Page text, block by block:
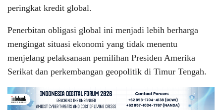
peringkat kredit global.
Penerbitan obligasi global ini menjadi lebih berharga
mengingat situasi ekonomi yang tidak menentu
menjelang pelaksanaan pemilihan Presiden Amerika
Serikat dan perkembangan geopolitik di Timur Tengah.